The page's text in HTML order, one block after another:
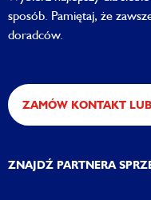
sposób. Pamiętaj, że
doradców.
ZAMÓW KONTAKT
ZNAJDŹ PARTNERA